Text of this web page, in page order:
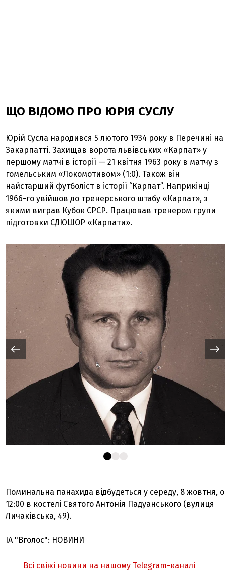
ЩО ВІДОМО ПРО ЮРІЯ СУСЛУ
Юрій Сусла народився 5 лютого 1934 року в Перечині на
Закарпатті. Захищав ворота львівських «Карпат» у
першому матчі в історії — 21 квітня 1963 року в матчу з
гомельським «Локомотивом» (1:0). Також він
найстарший футболіст в історії “Карпат”. Наприкінці
1966-го увійшов до тренерського штабу «Карпат», з
якими виграв Кубок СРСР. Працював тренером групи
підготовки СДЮШОР «Карпати».
Поминальна панахида відбудеться у середу, 8 жовтня, о
12:00 в костелі Святого Антонія Падуанського (вулиця
Личаківська, 49).
ІА "Вголос": НОВИНИ
Всі свіжі новини на нашому Telegram-каналі